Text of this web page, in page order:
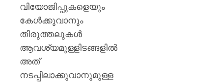
വിയോജിപ്പുകളെയും
കേൾക്കുവാനും
തിരുത്തലുകൾ
ആവശ്യമുള്ളിടങ്ങളിൽ
അത്
നടപ്പിലാക്കുവാനുമുള്ള